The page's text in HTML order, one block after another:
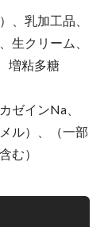
、乳加工品、
生クリーム、
増粘多糖
ゼインNa、
ル）、（一部
む）